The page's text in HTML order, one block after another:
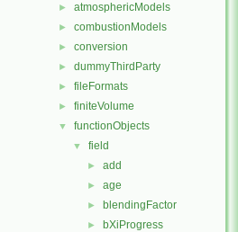
► atmosphericModels
► combustionModels
► conversion
► dummyThirdParty
► fileFormats
► finiteVolume
▼ functionObjects
▼ field
► add
► age
► blendingFactor
► bXiProgress